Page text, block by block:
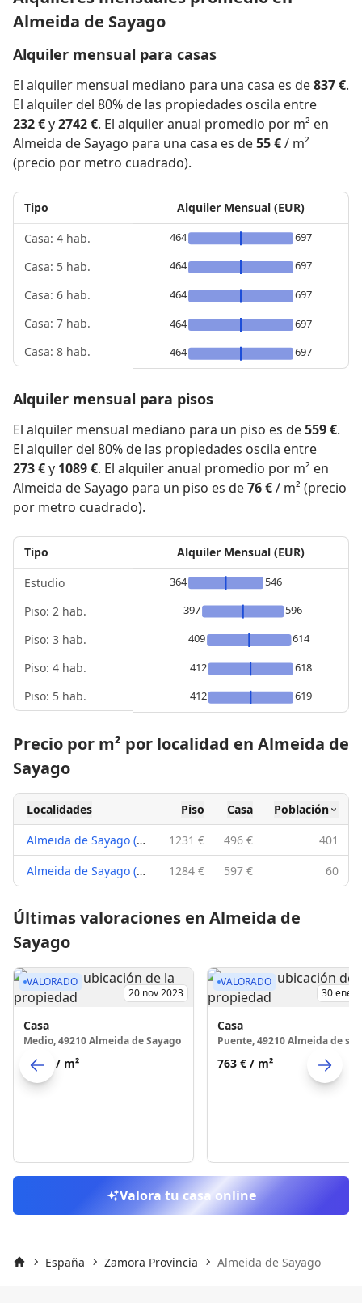
Almeida de Sayago
Alquiler mensual para casas
El alquiler mensual mediano para una casa es de837 €.
El alquiler del 80% de las propiedades oscila entre
232 €y2742 €. El alquiler anual promedio por m² en
Almeida de Sayago para una casa es de55 €/ m²
(precio por metro cuadrado).
Tipo
Casa: 4 hab.
Casa: 5 hab.
Casa: 6 hab.
Casa: 7 hab.
Casa: 8 hab.
Alquiler Mensual (EUR)
464
697
464
697
464
697
464
697
464
697
Alquiler mensual para pisos
El alquiler mensual mediano para un piso es de559 €.
El alquiler del 80% de las propiedades oscila entre
273 €y 1089 €. El alquiler anual promedio por m² en
Almeida de Sayago para un piso es de76 €/ m² (precio
por metro cuadrado).
Tipo
Estudio
Piso: 2 hab.
Piso: 3 hab.
Piso: 4 hab.
Piso: 5 hab.
Alquiler Mensual (EUR)
364
546
397
596
409
614
412
618
412
619
Precio por m² por localidad en Almeida de
Sayago
Localidades Piso Casa
Población
Almeida de Sayago (49210)
1231 € 496 €
401
Almeida de Sayago (49177)
1284 € 597 € 60
Últimas valoraciones en Almeida de
Sayago
VALORADO
20 nov 2023
Casa
Medio, 49210 Almeida de Sayago
665 € / m²
VALORADO
30 ene
Casa
763 € / m²
Valora tu casa online
España Zamora Provincia Almeida de Sayago